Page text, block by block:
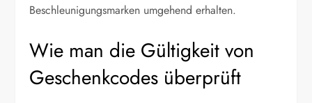
Beschleunigungsmarken umgehend erhalten.
Wie man die Gültigkeit von
Geschenkcodes überprüft